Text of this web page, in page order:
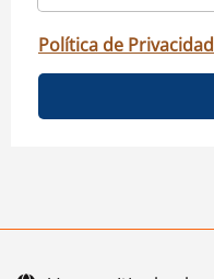
Política de Privacidad